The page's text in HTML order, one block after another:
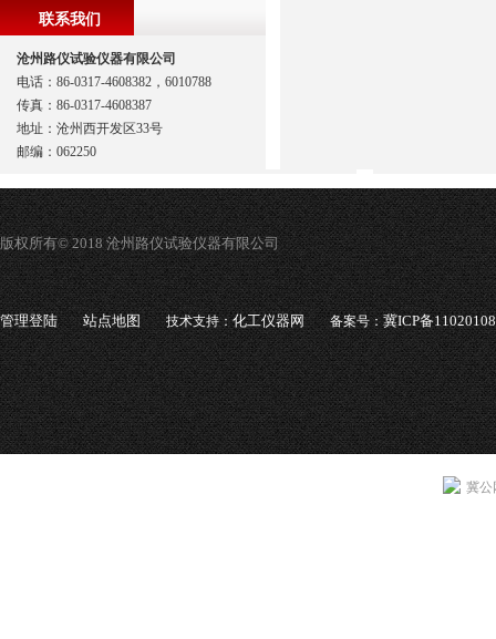
联系我们
沧州路仪试验仪器有限公司
电话：86-0317-4608382，6010788
传真：86-0317-4608387
地址：沧州西开发区33号
邮编：062250
版权所有© 2018 沧州路仪试验仪器有限公司
管理登陆 站点地图 技术支持：化工仪器网 备案号：冀ICP备
冀公